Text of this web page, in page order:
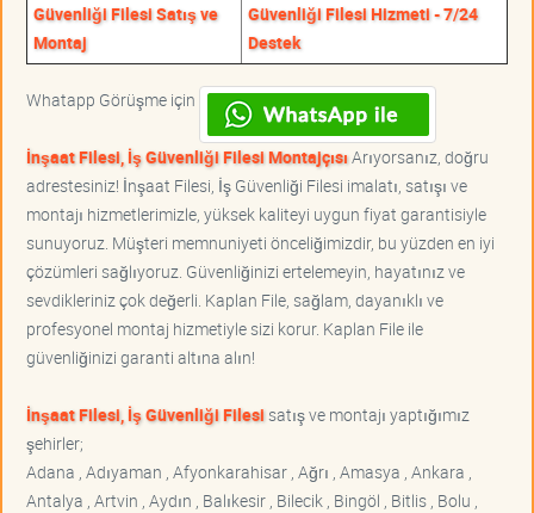
Güvenliği Filesi Satış ve
Montaj
Güvenliği Filesi Hizmeti - 7/24
Destek
Whatapp Görüşme için
İnşaat Filesi, İş Güvenliği Filesi MontajçısıArıyorsanız, doğru
adrestesiniz! İnşaat Filesi, İş Güvenliği Filesi imalatı, satışı ve
montajı hizmetlerimizle, yüksek kaliteyi uygun fiyat garantisiyle
sunuyoruz. Müşteri memnuniyeti önceliğimizdir, bu yüzden en iyi
çözümleri sağlıyoruz. Güvenliğinizi ertelemeyin, hayatınız ve
sevdikleriniz çok değerli. Kaplan File, sağlam, dayanıklı ve
profesyonel montaj hizmetiyle sizi korur. Kaplan File ile
güvenliğinizi garanti altına alın!
İnşaat Filesi, İş Güvenliği Filesisatış ve montajı yaptığımız
şehirler;
Adana , Adıyaman , Afyonkarahisar , Ağrı , Amasya , Ankara ,
Antalya , Artvin , Aydın , Balıkesir , Bilecik , Bingöl , Bitlis , Bolu ,